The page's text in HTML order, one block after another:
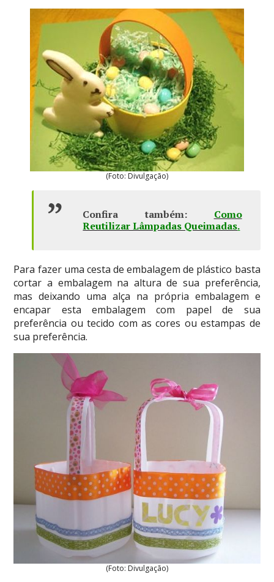
(Foto: Divulgação)
Confira também: Como
Reutilizar Lâmpadas Queimadas.
Para fazer uma cesta de embalagem de plástico basta
cortar a embalagem na altura de sua preferência,
mas deixando uma alça na própria embalagem e
encapar esta embalagem com papel de sua
preferência ou tecido com as cores ou estampas de
sua preferência.
(Foto: Divulgação)